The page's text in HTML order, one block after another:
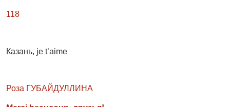
118
Казань, je t’aime
Роза ГУБАЙДУЛЛИНА